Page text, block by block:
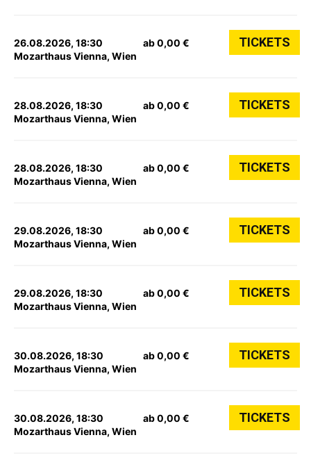
26.08.2026, 18:30
Mozarthaus Vienna, Wien
ab 0,00 € TICKETS
28.08.2026, 18:30
Mozarthaus Vienna, Wien
ab 0,00 € TICKETS
28.08.2026, 18:30
Mozarthaus Vienna, Wien
ab 0,00 € TICKETS
29.08.2026, 18:30
Mozarthaus Vienna, Wien
ab 0,00 € TICKETS
29.08.2026, 18:30
Mozarthaus Vienna, Wien
ab 0,00 € TICKETS
30.08.2026, 18:30
Mozarthaus Vienna, Wien
ab 0,00 € TICKETS
30.08.2026, 18:30
Mozarthaus Vienna, Wien
ab 0,00 € TICKETS